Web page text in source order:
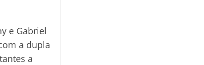
e Gabriel
a dupla
a